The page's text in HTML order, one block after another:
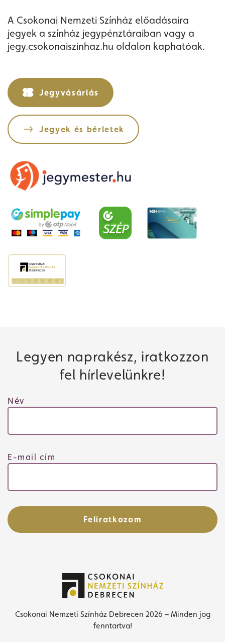
Jegyvásárlás
A Csokonai Nemzeti Színház előadásaira
jegyek a színház jegypénztáraiban vagy a
jegy.csokonaiszinhaz.hu oldalon kaphatóak.
Jegyvásárlás
Jegyek és bérletek
Legyen naprakész, iratkozzon
fel hírlevelünkre!
Név
E-mail cím
Feliratkozom
Csokonai Nemzeti Színház Debrecen 2026 – Minden jog
fenntartva!